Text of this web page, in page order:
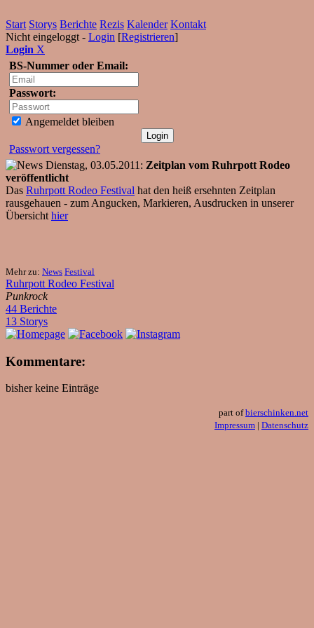
Start Storys Berichte Rezis Kalender Kontakt
Nicht eingeloggt - Login [Registrieren]
Login X
BS-Nummer oder Email:
Passwort:
Angemeldet bleiben
Passwort vergessen?
Dienstag, 03.05.2011: Zeitplan vom Ruhrpott Rodeo
veröffentlicht
Das Ruhrpott Rodeo Festival hat den heiß ersehnten Zeitplan
rausgehauen - zum Angucken, Markieren, Ausdrucken in unserer
Übersicht hier
Mehr zu: News Festival
Ruhrpott Rodeo Festival
Punkrock
44 Berichte
13 Storys
Kommentare:
bisher keine Einträge
part ofbierschinken.net
Impressum | Datenschutz